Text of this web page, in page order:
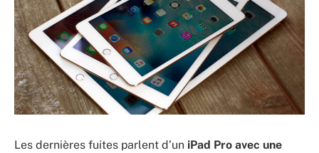
Les dernières fuites parlent d’un iPad Pro avec une